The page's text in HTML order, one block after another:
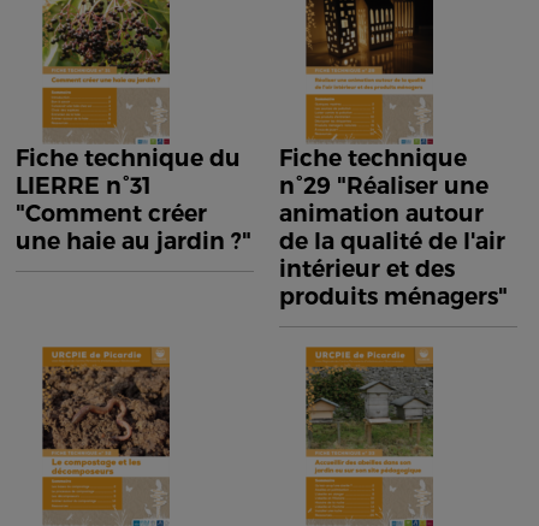
Fiche technique du
LIERRE n°31
"Comment créer
une haie au jardin ?"
Fiche technique
n°29 "Réaliser une
animation autour
de la qualité de l'air
intérieur et des
produits ménagers"